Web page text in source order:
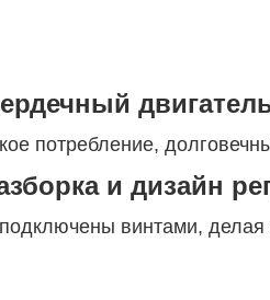
потребление,
и дизайн
винтами, делая